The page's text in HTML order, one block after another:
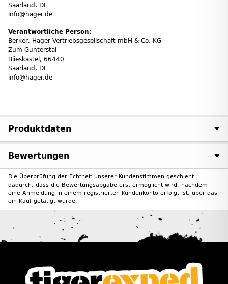
Saarland, DE
info@hager.de
Verantwortliche Person:
Berker, Hager Vertriebs­ge­sell­schaft mbH & Co. KG
Zum Gunter­stal
Blies­kastel, 66440
Saarland, DE
info@hager.de
Produktdaten
Bewertungen
Die Überprüfung der Echtheit unserer Kundenstimmen geschieht
dadurch, dass die Bewertungsabgabe erst ermöglicht wird, nachdem
eine Anmeldung in einem registrierten Kundenkonto erfolgt ist, über das
ein Kauf getätigt wurde.